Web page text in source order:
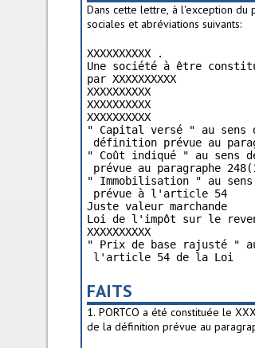
Dans cette lettre, à l'exception du
sociales et abréviations suivants:
XXXXXXXXXX .
Une société à être
par XXXXXXXXXX
XXXXXXXXXX
XXXXXXXXXX
XXXXXXXXXX
" Capital versé " au
définition prévue au
" Coût indiqué " au
prévue au paragraphe
" Immobilisation " au
prévue à l'article 54
Juste valeur
Loi de l'impôt sur le
XXXXXXXXXX
" Prix de base rajusté
l'article 54 de la Loi
FAITS
1. PORTCO a été constituée le
de la définition prévue au